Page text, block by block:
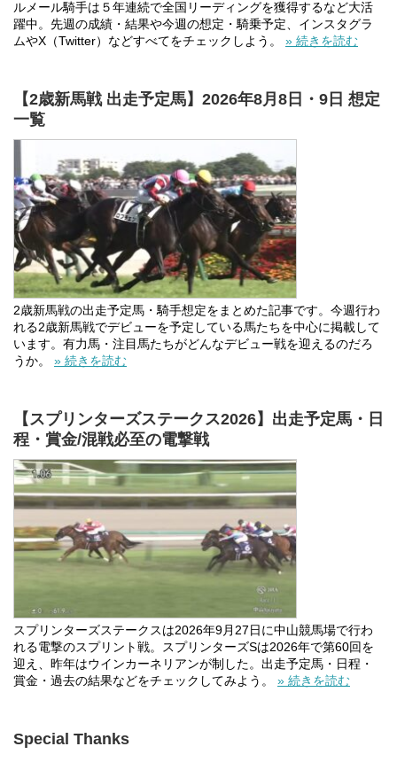
ルメール騎手は５年連続で全国リーディングを獲得するなど大活
躍中。先週の成績・結果や今週の想定・騎乗予定、インスタグラ
ムやX（Twitter）などすべてをチェックしよう。 » 続きを読む
【2歳新馬戦 出走予定馬】2026年8月8日・9日 想定
一覧
2歳新馬戦の出走予定馬・騎手想定をまとめた記事です。今週行わ
れる2歳新馬戦でデビューを予定している馬たちを中心に掲載して
います。有力馬・注目馬たちがどんなデビュー戦を迎えるのだろ
うか。 » 続きを読む
【スプリンターズステークス2026】出走予定馬・日
程・賞金/混戦必至の電撃戦
スプリンターズステークスは2026年9月27日に中山競馬場で行わ
れる電撃のスプリント戦。スプリンターズSは2026年で第60回を
迎え、昨年はウインカーネリアンが制した。出走予定馬・日程・
賞金・過去の結果などをチェックしてみよう。 » 続きを読む
Special Thanks